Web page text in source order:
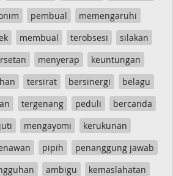
pembual
memengaruhi
membual terobsesi
silakan
menyerap
keuntungan
tersirat bersinergi
belagu
tergenang peduli
bercanda
mengayomi
kerukunan
pipih
penanggung jawab
ambigu
kemaslahatan